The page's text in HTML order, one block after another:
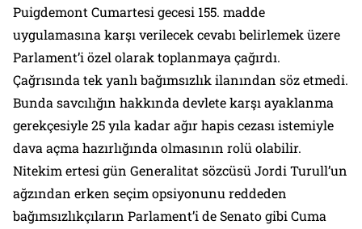
Puigdemont Cumartesi gecesi 155. madde
uygulamasına karşı verilecek cevabı belirlemek üzere
Parlament’i özel olarak toplanmaya çağırdı.
Çağrısında tek yanlı bağımsızlık ilanından söz etmedi.
Bunda savcılığın hakkında devlete karşı ayaklanma
gerekçesiyle 25 yıla kadar ağır hapis cezası istemiyle
dava açma hazırlığında olmasının rolü olabilir.
Nitekim ertesi gün Generalitat sözcüsü Jordi Turull’un
ağzından erken seçim opsiyonunu reddeden
bağımsızlıkçıların Parlament’i de Senato gibi Cuma